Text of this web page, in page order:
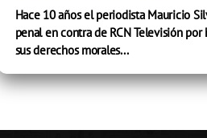
Hace 10 años el periodista Mauricio
penal en contra de RCN Televisión por
sus derechos morales...